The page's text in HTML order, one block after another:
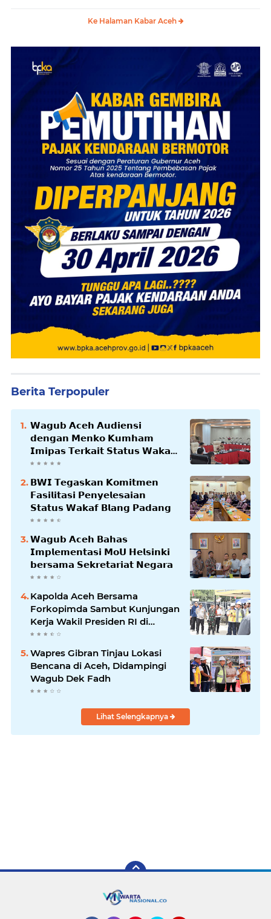
Ke Halaman Kabar Aceh
Berita Terpopuler
𝗪𝗮𝗴𝘂𝗯 𝗔𝗰𝗲𝗵 𝗔𝘂𝗱𝗶𝗲𝗻𝘀𝗶
𝗱𝗲𝗻𝗴𝗮𝗻 𝗠𝗲𝗻𝗸𝗼 𝗞𝘂𝗺𝗵𝗮𝗺
𝗜𝗺𝗶𝗽𝗮𝘀 𝗧𝗲𝗿𝗸𝗮𝗶𝘁 𝗦𝘁𝗮𝘁𝘂𝘀 𝗪𝗮𝗸𝗮𝗳
𝗕𝗹𝗮𝗻𝗴𝗽𝗮𝗱𝗮𝗻𝗴
𝗕𝗪𝗜 𝗧𝗲𝗴𝗮𝘀𝗸𝗮𝗻 𝗞𝗼𝗺𝗶𝘁𝗺𝗲𝗻
𝗙𝗮𝘀𝗶𝗹𝗶𝘁𝗮𝘀𝗶 𝗣𝗲𝗻𝘆𝗲𝗹𝗲𝘀𝗮𝗶𝗮𝗻
𝗦𝘁𝗮𝘁𝘂𝘀 𝗪𝗮𝗸𝗮𝗳 𝗕𝗹𝗮𝗻𝗴 𝗣𝗮𝗱𝗮𝗻𝗴
𝗪𝗮𝗴𝘂𝗯 𝗔𝗰𝗲𝗵 𝗕𝗮𝗵𝗮𝘀
𝗜𝗺𝗽𝗹𝗲𝗺𝗲𝗻𝘁𝗮𝘀𝗶 𝗠𝗼𝗨 𝗛𝗲𝗹𝘀𝗶𝗻𝗸𝗶
𝗯𝗲𝗿𝘀𝗮𝗺𝗮 𝗦𝗲𝗸𝗿𝗲𝘁𝗮𝗿𝗶𝗮𝘁 𝗡𝗲𝗴𝗮𝗿𝗮
Kapolda Aceh Bersama
Forkopimda Sambut Kunjungan
Kerja Wakil Presiden RI di
Kabupaten Bireuen
Wapres Gibran Tinjau Lokasi
Bencana di Aceh, Didampingi
Wagub Dek Fadh
Lihat Selengkapnya